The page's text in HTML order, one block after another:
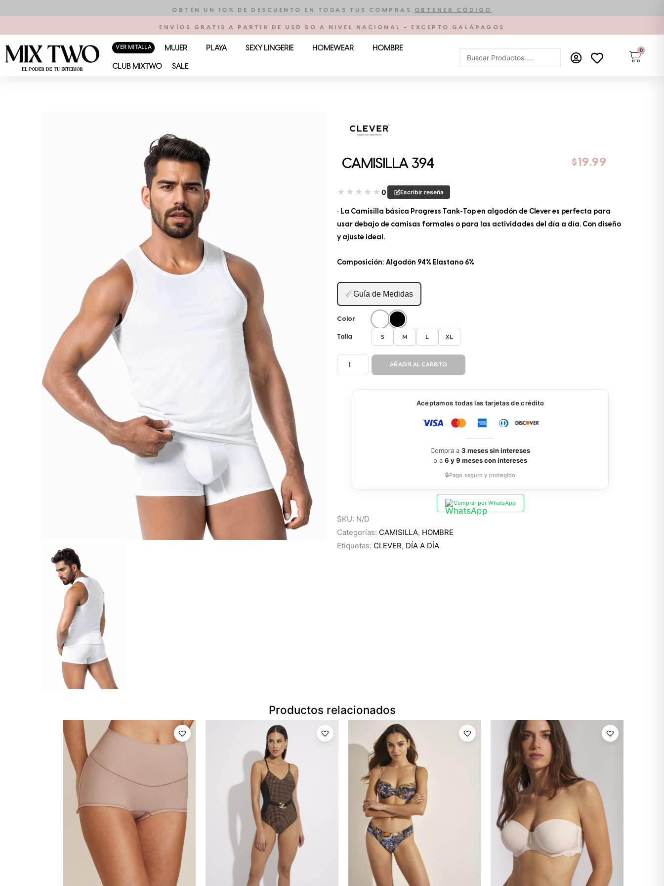
contenido
OBTÉN UN 10% DE DESCUENTO EN TODAS TUS COMPRAS OBTENER CÓDIGO
ENVÍOS GRATIS A PARTIR DE USD 50 A NIVEL NACIONAL - EXCEPTO GALÁPAGOS
VER MI TALLA MUJER PLAYA SEXY LINGERIE HOMEWEAR HOMBRE
CLUB MIXTWO SALE
Search
...
0
CAMISILLA 394 $19.99
★ ★ ★ ★ ★0 Escribir reseña
• La Camisilla básica Progress Tank-Top en algodón de Clever es perfecta para
usar debajo de camisas formales o para las actividades del día a día. Con diseño
y ajuste ideal.
Composición: Algodón 94% Elastano 6%
📏Guía de Medidas
Color
Talla S M L XL
CAMISILLA
394
cantidad
AÑADIR AL CARRITO
Aceptamos todas las tarjetas de crédito
Compra a 3 meses sin intereses
o a 6 y 9 meses con intereses
🔒Pago seguro y protegido
Comprar por WhatsApp
SKU: N/D
Categorías: CAMISILLA, HOMBRE
Etiquetas: CLEVER, DÍA A DÍA
Productos relacionados